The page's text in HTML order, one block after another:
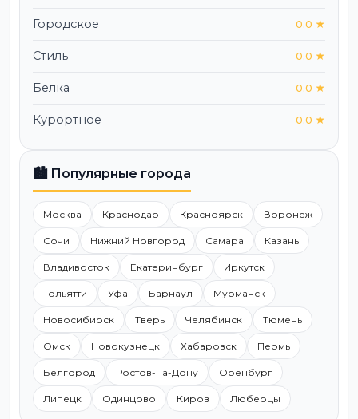
Городское 0.0 ★
Стиль 0.0 ★
Белка 0.0 ★
Курортное 0.0 ★
🏙️ Популярные города
Москва Краснодар Красноярск Воронеж
Сочи Нижний Новгород Самара Казань
Владивосток Екатеринбург Иркутск
Тольятти Уфа Барнаул Мурманск
Новосибирск Тверь Челябинск Тюмень
Омск Новокузнецк Хабаровск Пермь
Белгород Ростов-на-Дону Оренбург
Липецк Одинцово Киров Люберцы